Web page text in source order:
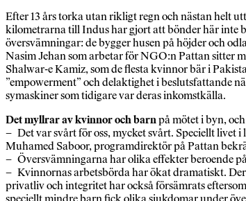
Efter 13 års torka utan rikligt regn och nästan helt
kilometrarna till Indus har gjort att bönder här inte
översvämningar: de bygger husen på höjder och
Nasim Jehan som arbetar för NGO:n Pattan sitter
Shalwar-e Kamiz, som de flesta kvinnor bär i
”empowerment” och delaktighet i beslutsfattande
symaskiner som tidigare var deras inkomstkälla.
Det myllrar av kvinnor och barnpå mötet i byn,
– Det var svårt för oss, mycket svårt. Speciellt livet
Muhamed Saboor, programdirektör på Pattan
– Översvämningarna har olika effekter beroende
– Kvinnornas arbetsbörda har ökat dramatiskt.
privatliv och integritet har också försämrats